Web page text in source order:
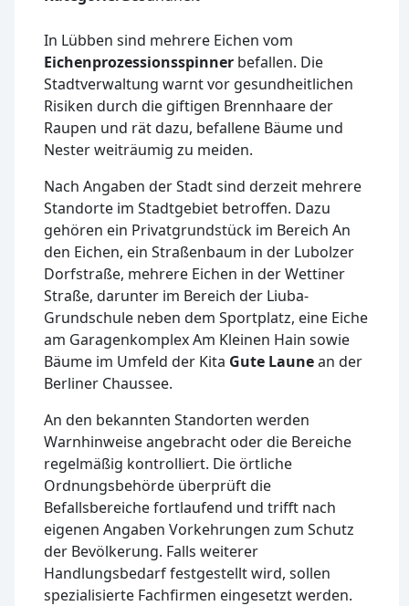
In Lübben sind mehrere Eichen vom
Eichenprozessionsspinner befallen. Die
Stadtverwaltung warnt vor gesundheitlichen
Risiken durch die giftigen Brennhaare der
Raupen und rät dazu, befallene Bäume und
Nester weiträumig zu meiden.
Nach Angaben der Stadt sind derzeit mehrere
Standorte im Stadtgebiet betroffen. Dazu
gehören ein Privatgrundstück im Bereich An
den Eichen, ein Straßenbaum in der Lubolzer
Dorfstraße, mehrere Eichen in der Wettiner
Straße, darunter im Bereich der Liuba-
Grundschule neben dem Sportplatz, eine Eiche
am Garagenkomplex Am Kleinen Hain sowie
Bäume im Umfeld der Kita Gute Launean der
Berliner Chaussee.
An den bekannten Standorten werden
Warnhinweise angebracht oder die Bereiche
regelmäßig kontrolliert. Die örtliche
Ordnungsbehörde überprüft die
Befallsbereiche fortlaufend und trifft nach
eigenen Angaben Vorkehrungen zum Schutz
der Bevölkerung. Falls weiterer
Handlungsbedarf festgestellt wird, sollen
spezialisierte Fachfirmen eingesetzt werden.